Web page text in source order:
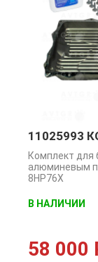
11025993
Комплект для
алюминевым
8HP76X
В НАЛИЧИИ
58 000